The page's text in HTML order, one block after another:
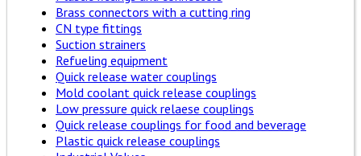
Brass connectors with a cutting ring
CN type fittings
Suction strainers
Refueling equipment
Quick release water couplings
Mold coolant quick release couplings
Low pressure quick relaese couplings
Quick release couplings for food and beverage
Plastic quick release couplings